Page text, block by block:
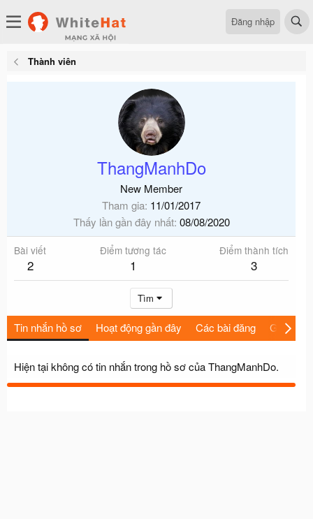
Đăng nhập
Thành viên
ThangManhDo
New Member
Tham gia 11/01/2017
Thấy lần gần đây nhất 08/08/2020
Bài viết
2
Điểm tương tác
1
Điểm thành tích
3
Tìm
Tin nhắn hồ sơ Hoạt động gần đây Các bài đăng Giới thiệu
Hiện tại không có tin nhắn trong hồ sơ của ThangManhDo.